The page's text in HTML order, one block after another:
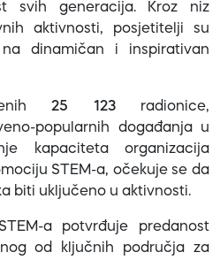
svih generacija. Kroz niz
aktivnosti, posjetitelji su
dinamičan i inspirativan
25 123radionice,
popularnih događanja u
kapaciteta organizacija
STEM-a, očekuje se da
biti uključeno u aktivnosti.
a potvrđuje predanost
od ključnih područja za